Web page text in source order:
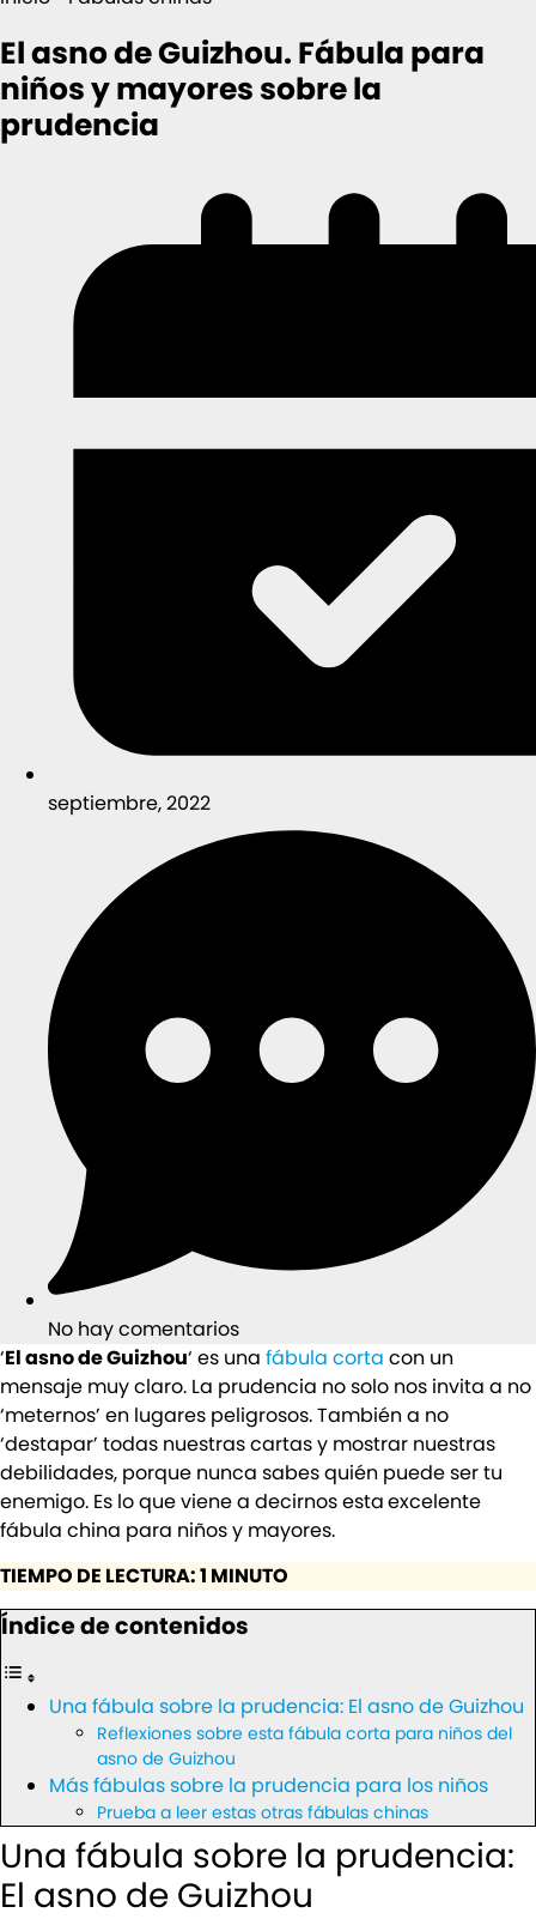
El asno de Guizhou. Fábula para
niños y mayores sobre la
prudencia
septiembre, 2022
No hay comentarios
‘El asno de Guizhou‘ es una fábula corta con un
mensaje muy claro. La prudencia no solo nos invita a no
‘meternos’ en lugares peligrosos. También a no
‘destapar’ todas nuestras cartas y mostrar nuestras
debilidades, porque nunca sabes quién puede ser tu
enemigo. Es lo que viene a decirnos estaexcelente
fábula china para niños y mayores.
TIEMPO DE LECTURA: 1 MINUTO
Índice de contenidos
Una fábula sobre la prudencia: El asno de Guizhou
Reflexiones sobre esta fábula corta para niños del
asno de Guizhou
Más fábulas sobre la prudencia para los niños
Prueba a leer estas otras fábulas chinas
Una fábula sobre la prudencia:
El asno de Guizhou